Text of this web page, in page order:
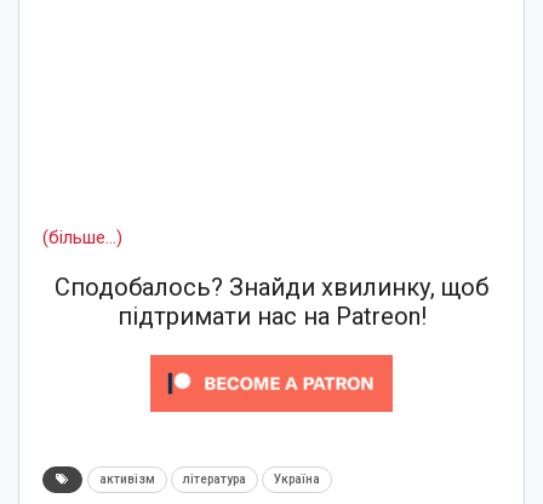
(більше…)
Сподобалось? Знайди хвилинку, щоб
підтримати нас на Patreon!
активізм література Україна